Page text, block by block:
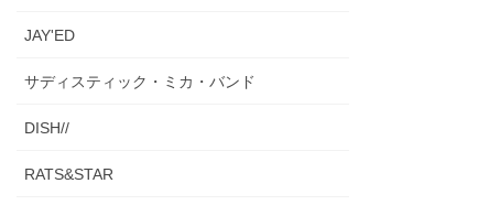
JAY'ED
サディスティック・ミカ・バンド
DISH//
RATS&STAR